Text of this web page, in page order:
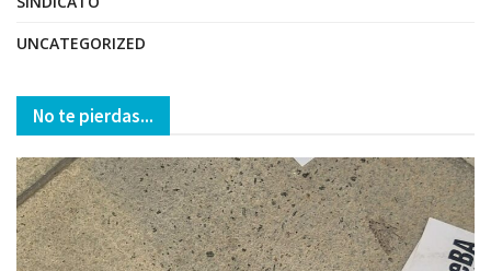
UNCATEGORIZED
No te pierdas...